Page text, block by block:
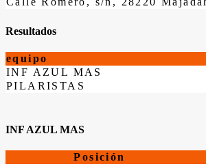
Resultados
equipo
INF AZUL MAS
PILARISTAS
INF AZUL MAS
Posición